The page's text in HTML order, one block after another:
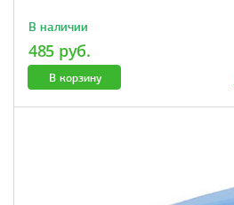
В наличии
485 руб.
В корзину